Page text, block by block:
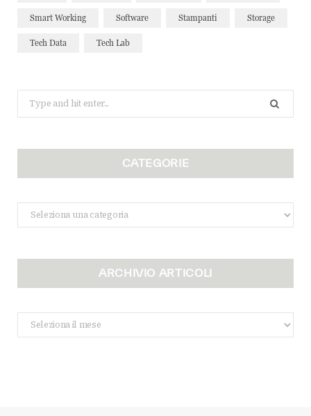
Smart Working Software Stampanti Storage
Tech Data Tech Lab
Search
for:
CATEGORIE
Categorie
ARCHIVIO ARTICOLI
Archivio
Articoli